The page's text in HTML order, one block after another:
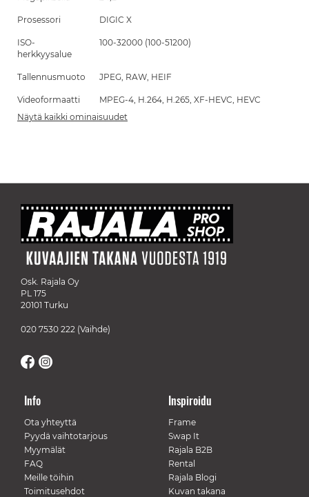
Prosessori DIGIC X
ISO-
herkkyysalue
100-32000 (100-51200)
Tallennusmuoto JPEG, RAW, HEIF
Videoformaatti
MPEG-4, H.264, H.265, XF-HEVC, HEVC
Näytä kaikki ominaisuudet
Osk. Rajala Oy
PL 175
20101 Turku
020 7530 222 (Vaihde)
Info
Ota yhteyttä
Pyydä vaihtotarjous
Myymälät
FAQ
Meille töihin
Toimitusehdot
Inspiroidu
Frame
Swap It
Rajala B2B
Rental
Rajala Blogi
Kuvan takana